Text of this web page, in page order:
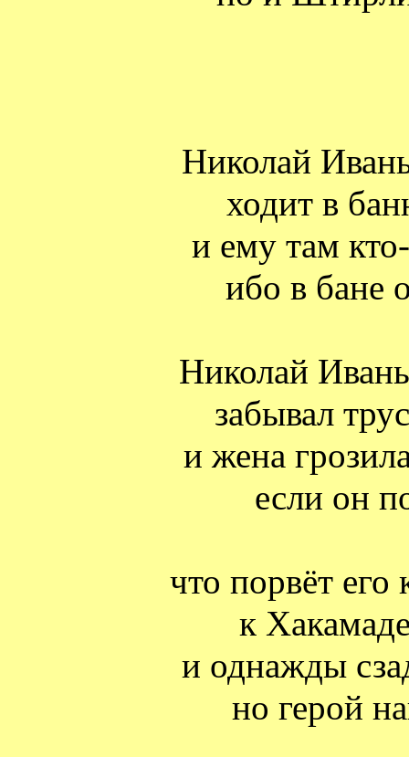
Николай
ходит в
и ему там
ибо в бане
Николай
забывал
и жена
если он
что порвёт его
к
и однажды
но герой